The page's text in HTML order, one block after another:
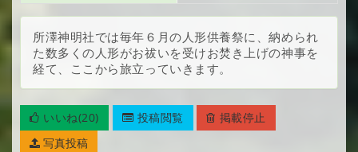
所澤神明社では毎年６月の人形供養祭に、納められ
た数多くの人形がお祓いを受けお焚き上げの神事を
経て、ここから旅立っていきます。
いいね(20) 投稿閲覧
掲載停止
写真投稿